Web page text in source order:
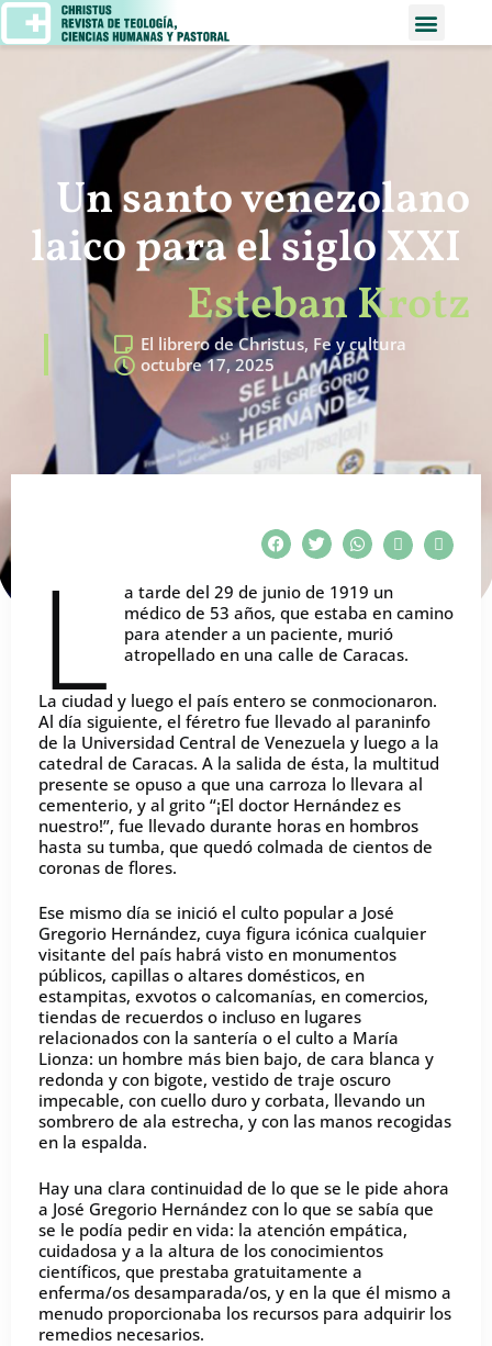
Un santo venezolano
laico para el siglo XXI
Esteban Krotz
El librero de Christus, Fe y cultura
octubre 17, 2025
L
a tarde del 29 de junio de 1919 un
médico de 53 años, que estaba en camino
para atender a un paciente, murió
atropellado en una calle de Caracas.
La ciudad y luego el país entero se conmocionaron.
Al día siguiente, el féretro fue llevado al paraninfo
de la Universidad Central de Venezuela y luego a la
catedral de Caracas. A la salida de ésta, la multitud
presente se opuso a que una carroza lo llevara al
cementerio, y al grito “¡El doctor Hernández es
nuestro!”, fue llevado durante horas en hombros
hasta su tumba, que quedó colmada de cientos de
coronas de flores.
Ese mismo día se inició el culto popular a José
Gregorio Hernández, cuya figura icónica cualquier
visitante del país habrá visto en monumentos
públicos, capillas o altares domésticos, en
estampitas, exvotos o calcomanías, en comercios,
tiendas de recuerdos o incluso en lugares
relacionados con la santería o el culto a María
Lionza: un hombre más bien bajo, de cara blanca y
redonda y con bigote, vestido de traje oscuro
impecable, con cuello duro y corbata, llevando un
sombrero de ala estrecha, y con las manos recogidas
en la espalda.
Hay una clara continuidad de lo que se le pide ahora
a José Gregorio Hernández con lo que se sabía que
se le podía pedir en vida: la atención empática,
cuidadosa y a la altura de los conocimientos
científicos, que prestaba gratuitamente a
enferma/os desamparada/os, y en la que él mismo a
menudo proporcionaba los recursos para adquirir los
remedios necesarios.